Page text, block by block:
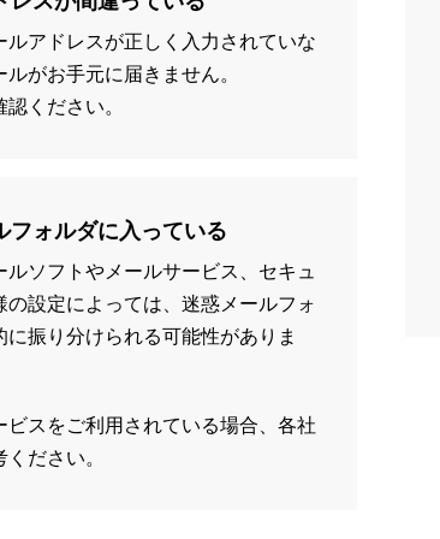
ルアドレスが正しく入力されていな
がお手元に届きません。
ください。
フォルダに入っている
ソフトやメールサービス、セキュ
の設定によっては、迷惑メールフォ
に振り分けられる可能性がありま
スをご利用されている場合、各社
ださい。